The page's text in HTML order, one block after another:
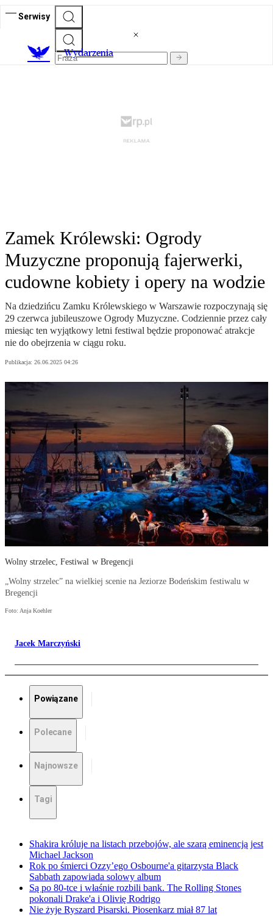
Serwisy
Wydarzenia
Zamek Królewski: Ogrody
Muzyczne proponują fajerwerki,
cudowne kobiety i opery na wodzie
Na dziedzińcu Zamku Królewskiego w Warszawie rozpoczynają się
29 czerwca jubileuszowe Ogrody Muzyczne. Codziennie przez cały
miesiąc ten wyjątkowy letni festiwal będzie proponować atrakcje
nie do obejrzenia w ciągu roku.
Publikacja: 26.06.2025 04:26
Wolny strzelec, Festiwal w Bregencji
„Wolny strzelec” na wielkiej scenie na Jeziorze Bodeńskim festiwalu w
Bregencji
Foto: Anja Koehler
Jacek Marczyński
Powiązane
Polecane
Najnowsze
Tagi
Shakira króluje na listach przebojów, ale szarą eminencją jest
Michael Jackson
Rok po śmierci Ozzy’ego Osbourne'a gitarzysta Black
Sabbath zapowiada solowy album
Są po 80-tce i właśnie rozbili bank. The Rolling Stones
pokonali Drake'a i Olivię Rodrigo
Nie żyje Ryszard Pisarski. Piosenkarz miał 87 lat